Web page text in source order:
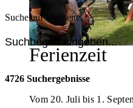
Ferienzeit
Vom 20. Juli bis 1.
Suche auf Webseite
4726 Suchergebnisse